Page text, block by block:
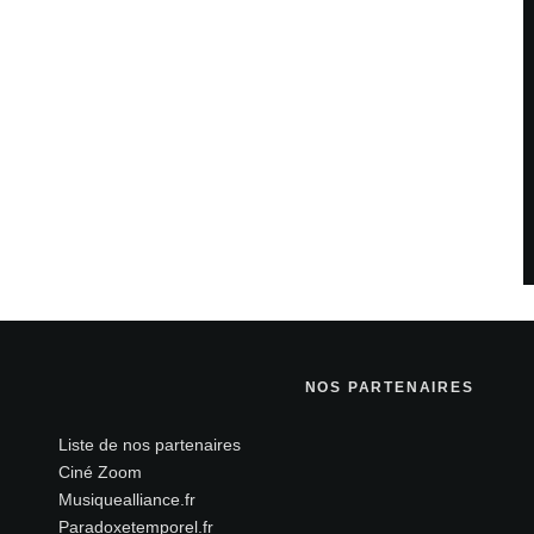
NOS PARTENAIRES
Liste de nos partenaires
Ciné Zoom
Musiquealliance.fr
Paradoxetemporel.fr